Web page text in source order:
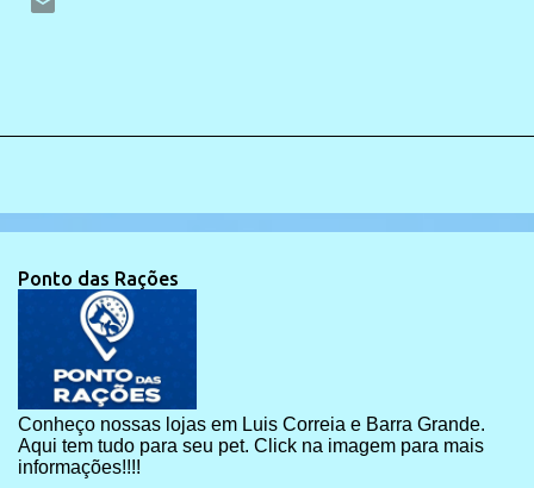
Ponto das Rações
Conheço nossas lojas em Luis Correia e Barra Grande.
Aqui tem tudo para seu pet. Click na imagem para mais
informações!!!!